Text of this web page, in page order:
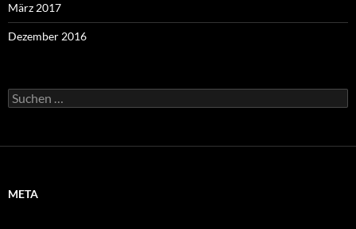
März 2017
Dezember 2016
Suchen
nach:
META